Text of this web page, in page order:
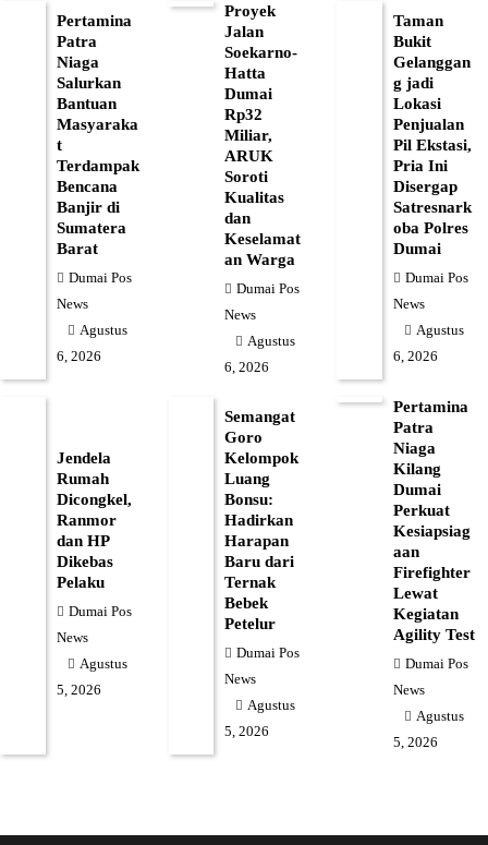
Pertamina
Patra
Niaga
Salurkan
Bantuan
Masyaraka
t
Terdampak
Bencana
Banjir di
Sumatera
Barat
Dumai Pos
News
Agustus
6, 2026
Proyek
Jalan
Soekarno-
Hatta
Dumai
Rp32
Miliar,
ARUK
Soroti
Kualitas
dan
Keselamat
an Warga
Dumai Pos
News
Agustus
6, 2026
Taman
Bukit
Gelanggan
g jadi
Lokasi
Penjualan
Pil Ekstasi,
Pria Ini
Disergap
Satresnark
oba Polres
Dumai
Dumai Pos
News
Agustus
6, 2026
Jendela
Rumah
Dicongkel,
Ranmor
dan HP
Dikebas
Pelaku
Dumai Pos
News
Agustus
5, 2026
Semangat
Goro
Kelompok
Luang
Bonsu:
Hadirkan
Harapan
Baru dari
Ternak
Bebek
Petelur
Dumai Pos
News
Agustus
5, 2026
Pertamina
Patra
Niaga
Kilang
Dumai
Perkuat
Kesiapsiag
aan
Firefighter
Lewat
Kegiatan
Agility Test
Dumai Pos
News
Agustus
5, 2026